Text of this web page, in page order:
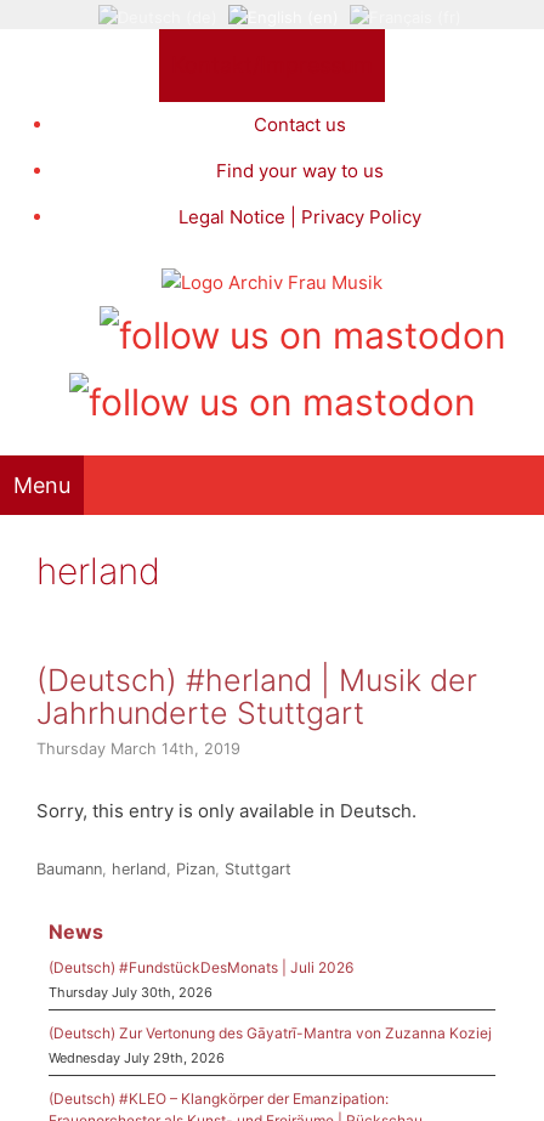
Contact us
Find your way to us
Legal Notice | Privacy Policy
Menu
herland
(Deutsch) #herland | Musik der
Jahrhunderte Stuttgart
Thursday March 14th, 2019
Sorry, this entry is only available in Deutsch.
Categories
Tags
Baumann herland Pizan Stuttgart
News
(Deutsch) #FundstückDesMonats | Juli 2026
Thursday July 30th, 2026
(Deutsch) Zur Vertonung des Gāyatrī-Mantra von Zuzanna Koziej
Wednesday July 29th, 2026
(Deutsch) #KLEO – Klangkörper der Emanzipation: